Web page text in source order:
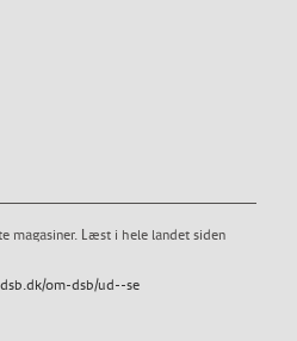
magasiner. Læst i hele landet siden
dsb.dk/om-dsb/ud--se